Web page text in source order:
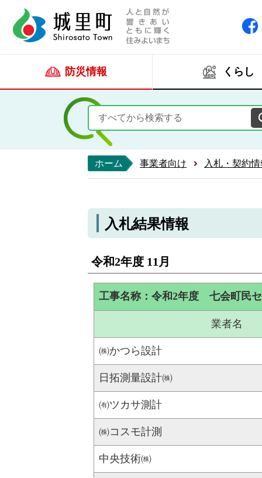
防災情報 くらし
ホーム 事業者向け 入札・契約
入札結果情報
令和2年度 11月
工事名称：令和2年度 七会町民
業者名
㈱かつら設計
日拓測量設計㈱
㈲ツカサ測計
㈱コスモ計測
中央技術㈱